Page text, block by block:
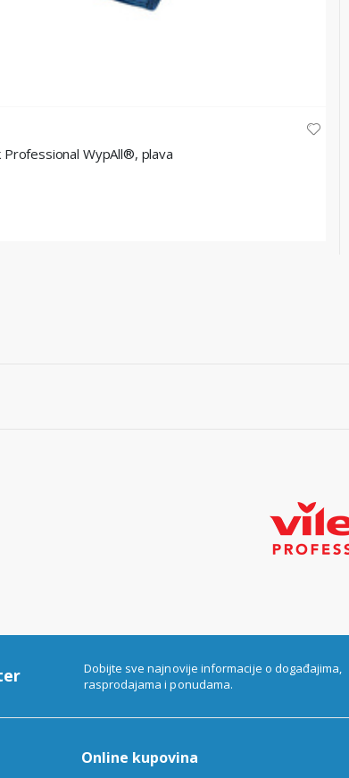
Professional WypAll®, plava
Dobijte sve najnovije informacije o događajima,
rasprodajama i ponudama.
Online kupovina